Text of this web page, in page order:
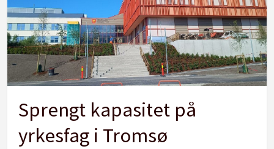
Sprengt kapasitet på
yrkesfag i Tromsø